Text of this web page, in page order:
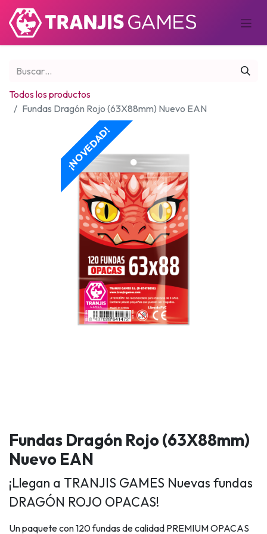
Todos los productos
Fundas Dragón Rojo (63X88mm) Nuevo EAN
¡NOVEDAD!
Fundas Dragón Rojo (63X88mm)
Nuevo EAN
¡Llegan a TRANJIS GAMES Nuevas fundas
DRAGÓN ROJO OPACAS!
Un paquete con 120 fundas de calidad PREMIUM OPACAS